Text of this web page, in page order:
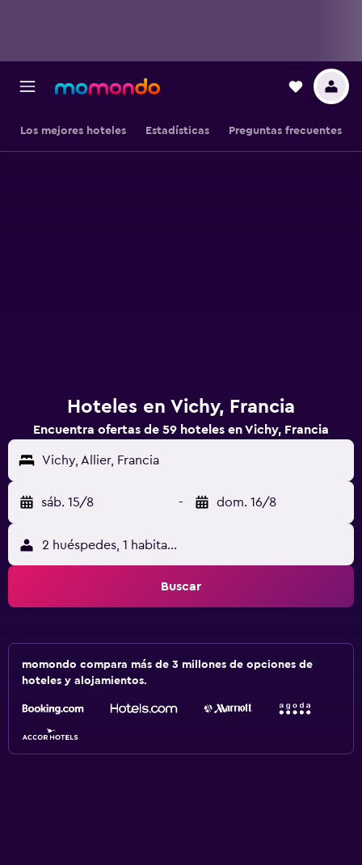
Los mejores hoteles Estadísticas Preguntas frecuentes
Hoteles en Vichy, Francia
Encuentra ofertas de 59 hoteles en Vichy, Francia
Vichy, Allier, Francia
sáb. 15/8 - dom. 16/8
2 huéspedes, 1 habitación
Buscar
momondo compara más de 3 millones de opciones de
hoteles y alojamientos.